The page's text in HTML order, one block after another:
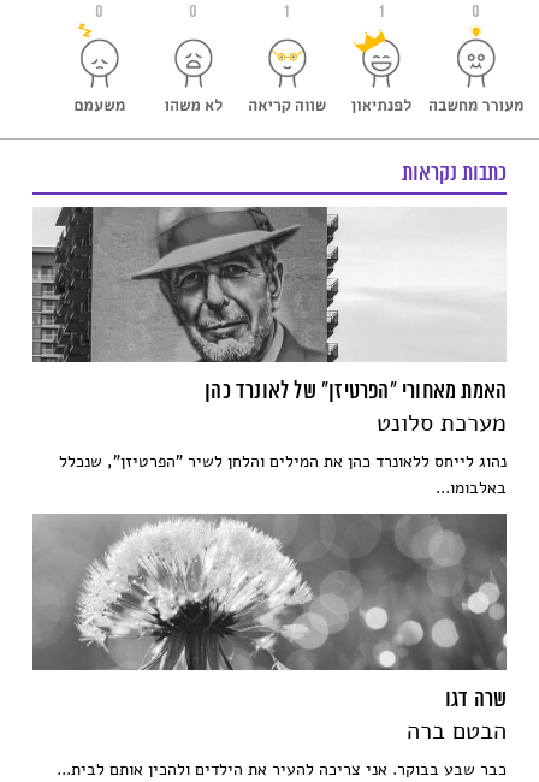
0 0 1 1 0
כתבות נקראות
האמת מאחורי "הפרטיזן" של לאונרד כהן
מערכת סלונט
נהוג לייחס ללאונרד כהן את המילים והלחן לשיר "הפרטיזן", שנכלל
באלבומו...
שרה דגו
הבטם ברה
כבר שבע בבוקר. אני צריכה להעיר את הילדים ולהכין אותם לבית...